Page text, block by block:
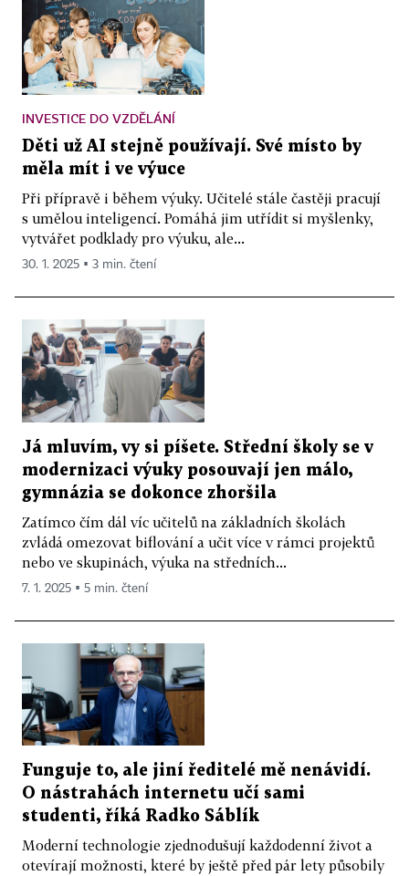
INVESTICE DO VZDĚLÁNÍ
Děti už AI stejně používají. Své místo by
měla mít i ve výuce
Při přípravě i během výuky. Učitelé stále častěji pracují
s umělou inteligencí. Pomáhá jim utřídit si myšlenky,
vytvářet podklady pro výuku, ale...
30. 1. 2025 ▪ 3 min. čtení
Já mluvím, vy si píšete. Střední školy se v
modernizaci výuky posouvají jen málo,
gymnázia se dokonce zhoršila
Zatímco čím dál víc učitelů na základních školách
zvládá omezovat biflování a učit více v rámci projektů
nebo ve skupinách, výuka na středních...
7. 1. 2025 ▪ 5 min. čtení
Funguje to, ale jiní ředitelé mě nenávidí.
O nástrahách internetu učí sami
studenti, říká Radko Sáblík
Moderní technologie zjednodušují každodenní život a
otevírají možnosti, které by ještě před pár lety působily